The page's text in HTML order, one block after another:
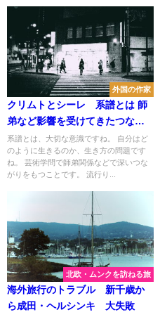
外国の作家
クリムトとシーレ 系譜とは 師
弟など影響を受けてきたつなが
り
系譜とは、大切な意識ですね。 自分はど
のように生きるのか、生き方の問題です
ね。 芸術学問で師弟関係などで深いつな
がりをもつことです。 流行り...
北欧・ムンクを訪ねる旅
海外旅行のトラブル 新千歳か
ら成田・ヘルシンキ 大失敗